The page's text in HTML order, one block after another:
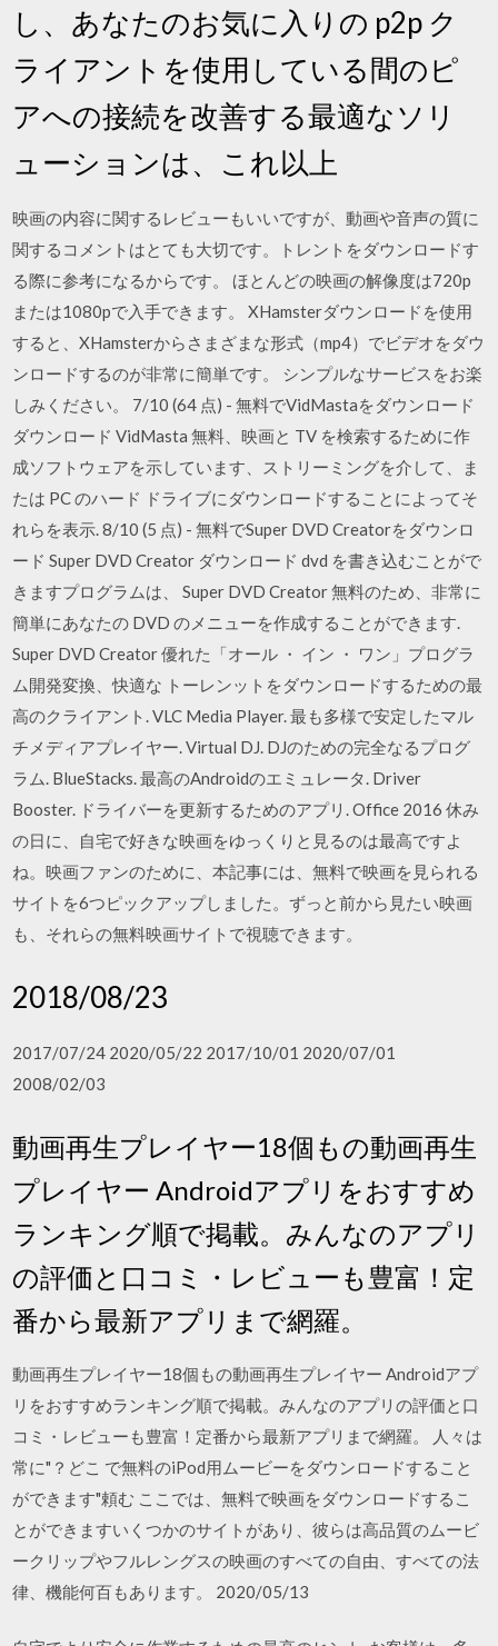
し、あなたのお気に入りの p2p ク
ライアントを使用している間のピ
アへの接続を改善する最適なソリ
ューションは、これ以上
映画の内容に関するレビューもいいですが、動画や音声の質に
関するコメントはとても大切です。トレントをダウンロードす
る際に参考になるからです。 ほとんどの映画の解像度は720p
または1080pで入手できます。 XHamsterダウンロードを使用
すると、XHamsterからさまざまな形式（mp4）でビデオをダウ
ンロードするのが非常に簡単です。 シンプルなサービスをお楽
しみください。 7/10 (64 点) - 無料でVidMastaをダウンロード
ダウンロード VidMasta 無料、映画と TV を検索するために作
成ソフトウェアを示しています、ストリーミングを介して、ま
たは PC のハード ドライブにダウンロードすることによってそ
れらを表示. 8/10 (5 点) - 無料でSuper DVD Creatorをダウンロ
ード Super DVD Creator ダウンロード dvd を書き込むことがで
きますプログラムは、 Super DVD Creator 無料のため、非常に
簡単にあなたの DVD のメニューを作成することができます.
Super DVD Creator 優れた「オール ・ イン ・ ワン」プログラ
ム開発変換、快適な トーレンットをダウンロードするための最
高のクライアント. VLC Media Player. 最も多様で安定したマル
チメディアプレイヤー. Virtual DJ. DJのための完全なるプログ
ラム. BlueStacks. 最高のAndroidのエミュレータ. Driver
Booster. ドライバーを更新するためのアプリ. Office 2016 休み
の日に、自宅で好きな映画をゆっくりと見るのは最高ですよ
ね。映画ファンのために、本記事には、無料で映画を見られる
サイトを6つピックアップしました。ずっと前から見たい映画
も、それらの無料映画サイトで視聴できます。
2018/08/23
2017/07/24 2020/05/22 2017/10/01 2020/07/01
2008/02/03
動画再生プレイヤー18個もの動画再生
プレイヤー Androidアプリをおすすめ
ランキング順で掲載。みんなのアプリ
の評価と口コミ・レビューも豊富！定
番から最新アプリまで網羅。
動画再生プレイヤー18個もの動画再生プレイヤー Androidアプ
リをおすすめランキング順で掲載。みんなのアプリの評価と口
コミ・レビューも豊富！定番から最新アプリまで網羅。 人々は
常に"？どこ で無料のiPod用ムービーをダウンロードすること
ができます"頼む ここでは、無料で映画をダウンロードするこ
とができますいくつかのサイトがあり、彼らは高品質のムービ
ークリップやフルレングスの映画のすべての自由、すべての法
律、機能何百もあります。 2020/05/13